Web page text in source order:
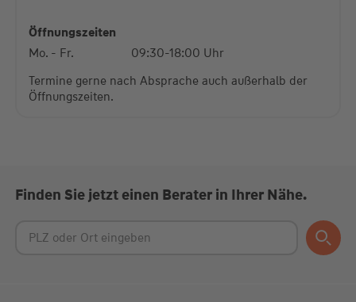
Öffnungszeiten
Mo. - Fr.
09:30-18:00 Uhr
Termine gerne nach Absprache auch außerhalb der
Öffnungszeiten.
Finden Sie jetzt einen Berater in Ihrer Nähe.